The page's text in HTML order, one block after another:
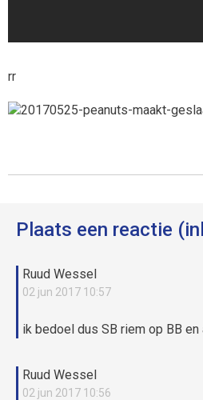
rr
Plaats een reactie
Ruud Wessel
02 jun 2017 10:57
ik bedoel dus SB riem op BB en
Ruud Wessel
02 jun 2017 10:56